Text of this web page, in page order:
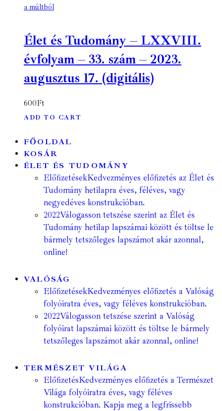
a múltból
Élet és Tudomány – LXXVIII.
évfolyam – 33. szám – 2023.
augusztus 17. (digitális)
600Ft
ADD TO CART
FŐOLDAL
KOSÁR
ÉLET ÉS TUDOMÁNY
ElőfizetésekKedvezményes előfizetés az Élet és
Tudomány hetilapra éves, féléves, vagy
negyedéves konstrukcióban.
2022Válogasson tetszése szerint az Élet és
Tudomány hetilap lapszámai között és töltse le
bármely tetszőleges lapszámot akár azonnal,
online!
VALÓSÁG
ElőfizetésekKedvezményes előfizetés a Valóság
folyóiratra éves, vagy féléves konstrukcióban.
2022Válogasson tetszése szerint a Valóság
folyóirat lapszámai között és töltse le bármely
tetszőleges lapszámot akár azonnal, online!
TERMÉSZET VILÁGA
ElőfizetésKedvezményes előfizetés a Természet
Világa folyóiratra éves, vagy féléves
konstrukcióban. Kapja meg a legfrissebb